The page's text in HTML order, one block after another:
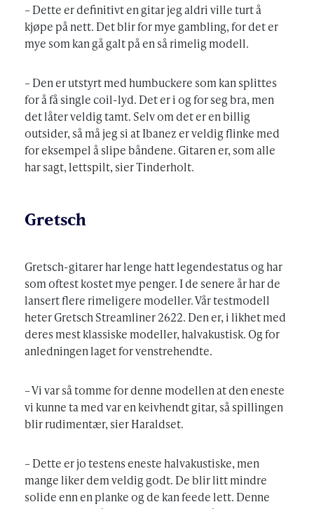
– Dette er definitivt en gitar jeg aldri ville turt å
kjøpe på nett. Det blir for mye gambling, for det er
mye som kan gå galt på en så rimelig modell.
– Den er utstyrt med humbuckere som kan splittes
for å få single coil-lyd. Det er i og for seg bra, men
det låter veldig tamt. Selv om det er en billig
outsider, så må jeg si at Ibanez er veldig flinke med
for eksempel å slipe båndene. Gitaren er, som alle
har sagt, lettspilt, sier Tinderholt.
Gretsch
Gretsch-gitarer har lenge hatt legendestatus og har
som oftest kostet mye penger. I de senere år har de
lansert flere rimeligere modeller. Vår testmodell
heter Gretsch Streamliner 2622. Den er, i likhet med
deres mest klassiske modeller, halvakustisk. Og for
anledningen laget for venstrehendte.
– Vi var så tomme for denne modellen at den eneste
vi kunne ta med var en keivhendt gitar, så spillingen
blir rudimentær, sier Haraldset.
– Dette er jo testens eneste halvakustiske, men
mange liker dem veldig godt. De blir litt mindre
solide enn en planke og de kan feede lett. Denne